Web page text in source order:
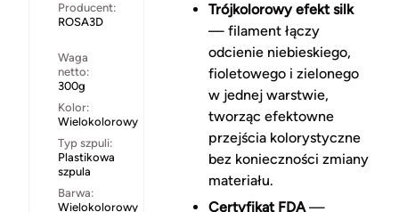
Producent:
ROSA3D
Waga
netto:
300g
Kolor:
Wielokolorowy
Typ szpuli:
Plastikowa
szpula
Barwa:
Wielokolorowy
Trójkolorowy efekt silk
— filament łączy
odcienie niebieskiego,
fioletowego i zielonego
w jednej warstwie,
tworząc efektowne
przejścia kolorystyczne
bez konieczności zmiany
materiału.
Certyfikat FDA—